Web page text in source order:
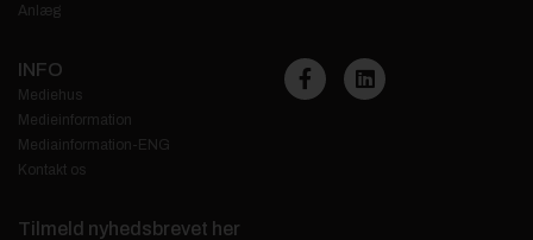
Anlæg
INFO
Mediehus
Medieinformation
Mediainformation-ENG
Kontakt os
Tilmeld nyhedsbrevet her